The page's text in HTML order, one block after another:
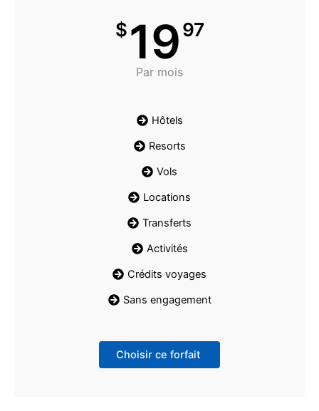
$1997
Par mois
Hôtels
Resorts
Vols
Locations
Transferts
Activités
Crédits voyages
Sans engagement
Choisir ce forfait